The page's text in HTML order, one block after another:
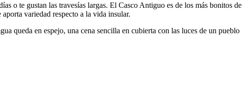
o te gustan las travesías largas. El Casco Antiguo es de los más bonitos de
variedad respecto a la vida insular.
queda en espejo, una cena sencilla en cubierta con las luces de un pueblo